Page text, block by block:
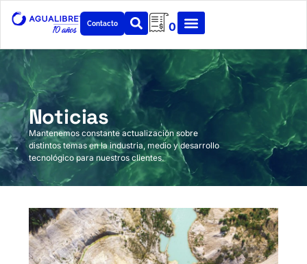
Contacto 0
Noticias
Mantenemos constante actualización sobre
distintos temas en la industria, medio y desarrollo
tecnológico para nuestros clientes.